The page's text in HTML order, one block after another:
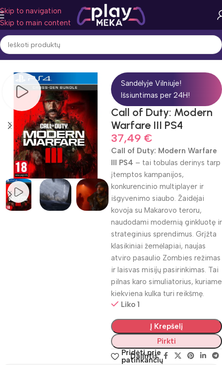
Skip to navigation
Skip to main content
Pradžia Žaidimo žanras Veiksmas
Sandėlyje Vilniuje!
Išsiuntimas per 24H!
Call of Duty: Modern
Warfare III PS4
37,49 €
Call of Duty: Modern Warfare
III PS4 – tai tobulas derinys tarp
įtemptos kampanijos,
konkurencinio multiplayer ir
išgyvenimo siaubo. Žaidėjai
kovoja su Makarovo teroru,
naudodami modernią ginkluotę ir
strateginius sprendimus. Grįžta
klasikiniai žemėlapiai, naujas
atviro pasaulio Zombies režimas
ir laisvas misijų pasirinkimas. Tai
pilnas karo simuliatorius, kuriame
kiekviena kulka turi reikšmę.
Liko 1
Į Krepšelį
Pirkti
Pridėti prie
patinkančių
Dalintis: